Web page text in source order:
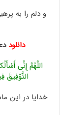
و دلم را به
دانلود
اللَّهُمَّ إِنِّی
التَّوْفِیقَ
خدایا در این